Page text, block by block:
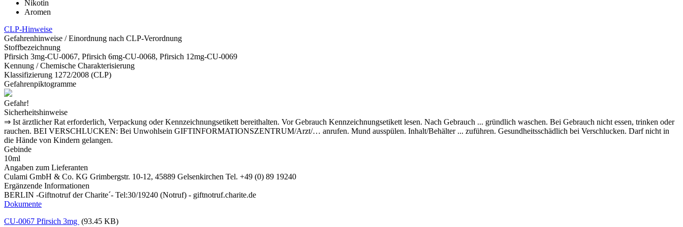
Nikotin
Aromen
CLP-Hinweise
Gefahrenhinweise / Einordnung nach CLP-Verordnung
Stoffbezeichnung
Pfirsich 3mg-CU-0067, Pfirsich 6mg-CU-0068, Pfirsich 12mg-CU-0069
Kennung / Chemische Charakterisierung
Klassifizierung 1272/2008 (CLP)
Gefahrenpiktogramme
Gefahr!
Sicherheitshinweise
⇒ Ist ärztlicher Rat erforderlich, Verpackung oder Kennzeichnungsetikett bereithalten. Vor Gebrauch Kennzeichnungsetikett lesen. Nach Gebrauch ... gründlich waschen. Bei Gebrauch nicht essen, trinken oder
rauchen. BEI VERSCHLUCKEN: Bei Unwohlsein GIFTINFORMATIONSZENTRUM/Arzt/… anrufen. Mund ausspülen. Inhalt/Behälter ... zuführen. Gesundheitsschädlich bei Verschlucken. Darf nicht in
die Hände von Kindern gelangen.
Gebinde
10ml
Angaben zum Lieferanten
Culami GmbH & Co. KG Grimbergstr. 10-12, 45889 Gelsenkirchen Tel. +49 (0) 89 19240
Ergänzende Informationen
BERLIN -Giftnotruf der Charite´- Tel:30/19240 (Notruf) - giftnotruf.charite.de
Dokumente
CU-0067 Pfirsich 3mg (93.45 KB)